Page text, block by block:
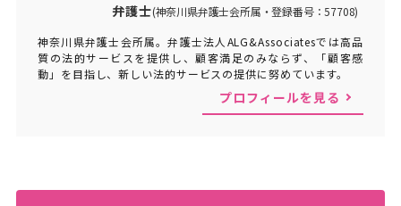
弁護士(神奈川県弁護士会所属・登録番号：57708)
神奈川県弁護士会所属。弁護士法人ALG&Associatesでは高品
質の法的サービスを提供し、顧客満足のみならず、「顧客感
動」を目指し、新しい法的サービスの提供に努めています。
プロフィールを見る